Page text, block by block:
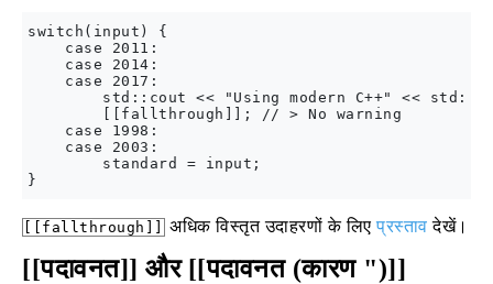
switch(input) {
    case 2011:
    case 2014:
    case 2017:
std::cout << "Using modern C++" <<
        [[fallthrough]]; // > No warning
    case 1998:
    case 2003:
        standard = input;
[[fallthrough]] अधिक विस्तृत उदाहरणों के लिएप्रस्ताव देखें।
[[पदावनत]] और [[पदावनत (कारण ")]]